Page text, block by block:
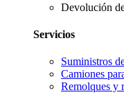
Devolución
Servicios
Suministros
Camiones
Remolques y